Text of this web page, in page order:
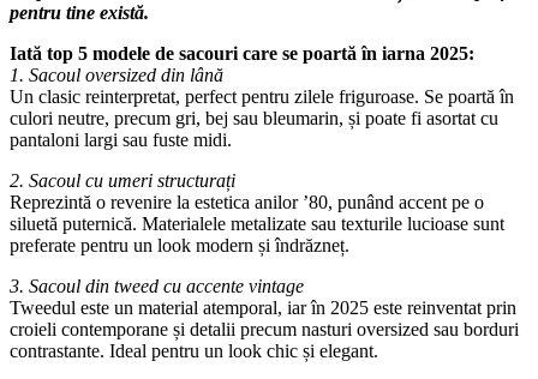
pentru tine există.
Iată top 5 modele de sacouri care se poartă în iarna 2025:
1. Sacoul oversized din lână
Un clasic reinterpretat, perfect pentru zilele friguroase. Se poartă în
culori neutre, precum gri, bej sau bleumarin, și poate fi asortat cu
pantaloni largi sau fuste midi.
2. Sacoul cu umeri structurați
Reprezintă o revenire la estetica anilor ’80, punând accent pe o
siluetă puternică. Materialele metalizate sau texturile lucioase sunt
preferate pentru un look modern și îndrăzneț.
3. Sacoul din tweed cu accente vintage
Tweedul este un material atemporal, iar în 2025 este reinventat prin
croieli contemporane și detalii precum nasturi oversized sau borduri
contrastante. Ideal pentru un look chic și elegant.